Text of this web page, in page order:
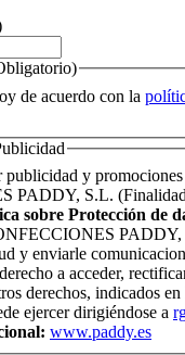
de acuerdo con la
publicidad y promociones
PADDY, S.L.
sobre Protección de
PADDY,
y enviarle
a acceder,
derechos, indicados
ejercer dirigiéndose a
www.paddy.es